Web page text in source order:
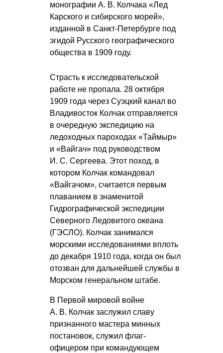
монографии А. В. Колчака «Лед
Карского и сибирского морей»,
изданной в Санкт-Петербурге под
эгидой Русского географического
общества в 1909 году.
Страсть к исследовательской
работе не пропала. 28 октября
1909 года через Суэцкий канал во
Владивосток Колчак отправляется
в очередную экспедицию на
ледоходных пароходах «Таймыр»
и «Вайгач» под руководством
И. С. Сергеева. Этот поход, в
котором Колчак командовал
«Вайгачом», считается первым
плаванием в знаменитой
Гидрографической экспедиции
Северного Ледовитого океана
(ГЭСЛО). Колчак занимался
морскими исследованиями вплоть
до декабря 1910 года, когда он был
отозван для дальнейшей службы в
Морском генеральном штабе.
В Первой мировой войне
А. В. Колчак заслужил славу
признанного мастера минных
постановок, служил флаг-
офицером при командующем